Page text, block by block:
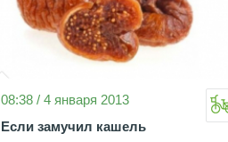
08:38 / 4 января 2013
Если замучил кашель